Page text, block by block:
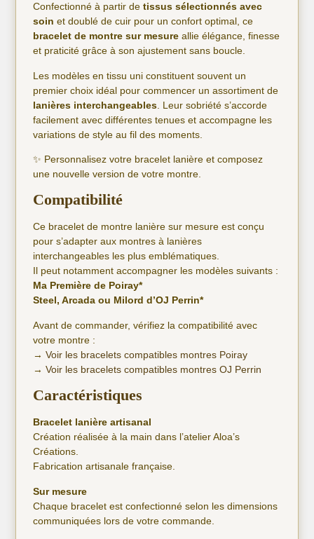
Confectionné à partir detissus sélectionnés avec
soin et doublé de cuir pour un confort optimal, ce
bracelet de montre sur mesure allie élégance, finesse
et praticité grâce à son ajustement sans boucle.
Les modèles en tissu uni constituent souvent un
premier choix idéal pour commencer un assortiment de
lanières interchangeables . Leur sobriété s’accorde
facilement avec différentes tenues et accompagne les
variations de style au fil des moments.
✨ Personnalisez votre bracelet lanière et composez
une nouvelle version de votre montre.
Compatibilité
Ce bracelet de montre lanière sur mesure est conçu
pour s’adapter aux montres à lanières
interchangeables les plus emblématiques.
Il peut notamment accompagner les modèles suivants :
Ma Première de Poiray*
Steel, Arcada ou Milord d’OJ Perrin*
Avant de commander, vérifiez la compatibilité avec
votre montre :
→Voir les bracelets compatibles montres Poiray
→Voir les bracelets compatibles montres OJ Perrin
Caractéristiques
Bracelet lanière artisanal
Création réalisée à la main dans l’atelier Aloa’s
Créations.
Fabrication artisanale française.
Sur mesure
Chaque bracelet est confectionné selon les dimensions
communiquées lors de votre commande.